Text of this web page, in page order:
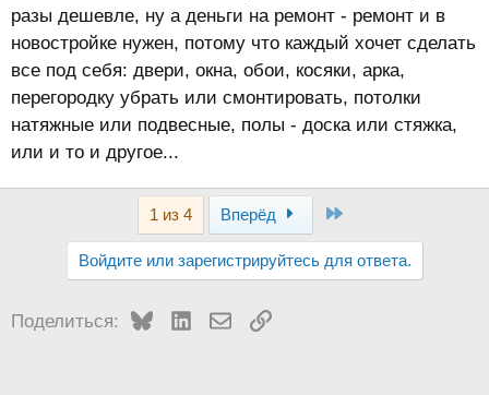
разы дешевле, ну а деньги на ремонт - ремонт и в
новостройке нужен, потому что каждый хочет сделать
все под себя: двери, окна, обои, косяки, арка,
перегородку убрать или смонтировать, потолки
натяжные или подвесные, полы - доска или стяжка,
или и то и другое...
1 из 4 Вперёд
Войдите или зарегистрируйтесь для ответа.
Поделиться: BlueskyLinkedInЭлектронная почта
Ссылка